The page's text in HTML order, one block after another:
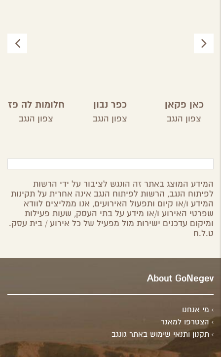
כאן פקאן
צפון הנגב
כפר נבון
צפון הנגב
חלומות לה פז
צפון הנגב
המידע המוצג באתר זה הונגש לציבור על ידי הרשות
לפיתוח הנגב, הרשות לפיתוח הנגב אינה אחרית על תקינות
המידע ו/או קיום ותפעול האירועים, אנו ממליצים לוודא
שפרטי האירוע ו/או מידע על בתי העסק, שעות פעילות
ומיקום עדכנים ישירות מול מפעיל של כל אירוע / בית עסק.
ט.ל.ח
About GoNegev
מי אנחנו
הצטרפו למאגר
תקנון ותנאי שימוש באתר גונגב